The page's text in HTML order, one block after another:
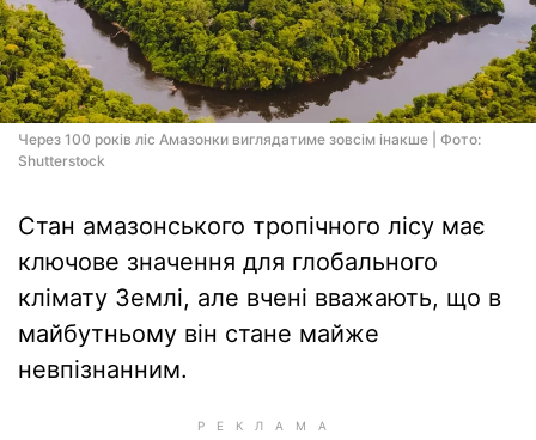
Через 100 років ліс Амазонки виглядатиме зовсім інакше | Фото:
Shutterstock
Стан амазонського тропічного лісу має
ключове значення для глобального
клімату Землі, але вчені вважають, що в
майбутньому він стане майже
невпізнанним.